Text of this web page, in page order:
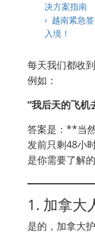
决方案指南
› 越南紧急
入境！
每天我们都收
例如：
“我后天的飞机
答案是：**当
发前只剩48小
是你需要了解
1. 加拿大
是的，加拿大